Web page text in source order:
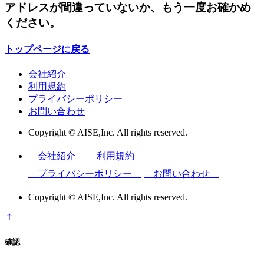
アドレスが間違っていないか、もう一度お確かめ
ください。
トップページに戻る
会社紹介
利用規約
プライバシーポリシー
お問い合わせ
Copyright © AISE,Inc. All rights reserved.
会社紹介
利用規約
プライバシーポリシー
お問い合わせ
Copyright © AISE,Inc. All rights reserved.
確認